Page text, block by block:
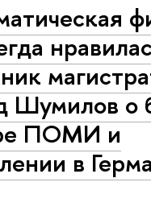
Шумилов о
ПОМИ и
в